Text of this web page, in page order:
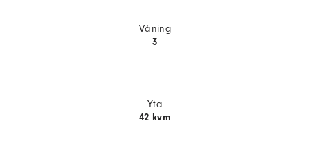
Våning
3
Yta
42 kvm